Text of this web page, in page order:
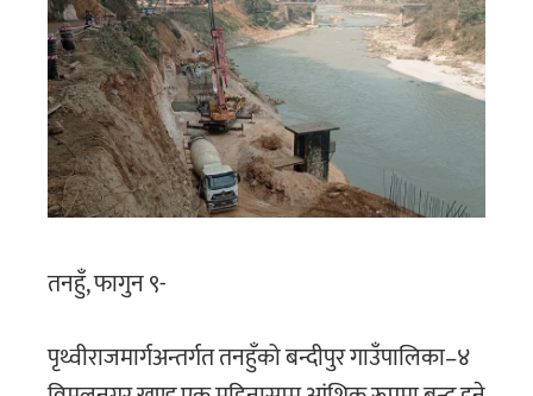
तनहुँ, फागुन ९-
पृथ्वीराजमार्गअन्तर्गत तनहुँको बन्दीपुर गाउँपालिका–४